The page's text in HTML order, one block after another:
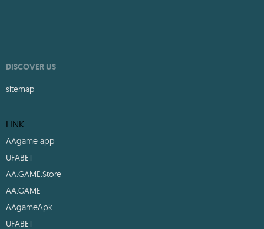
DISCOVER US
sitemap
LINK
AAgame app
UFABET
AA.GAME:Store
AA.GAME
AAgameApk
UFABET